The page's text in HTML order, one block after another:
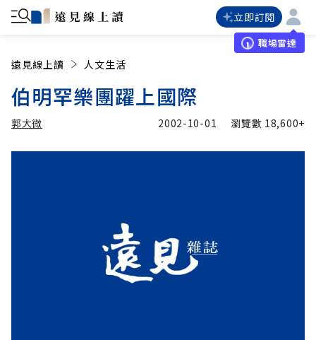
立即訂閱
職場雷達
遠見線上讀 人文生活
伯明罕樂團躍上國際
郭大微 2002-10-01 瀏覽數 18,600+